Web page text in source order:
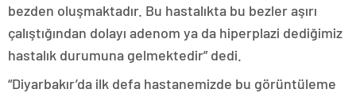
bezden oluşmaktadır. Bu hastalıkta bu bezler aşırı
çalıştığından dolayı adenom ya da hiperplazi dediğimiz
hastalık durumuna gelmektedir” dedi.
“Diyarbakır’da ilk defa hastanemizde bu görüntüleme